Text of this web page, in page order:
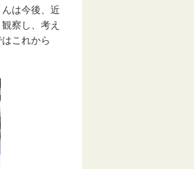
は今後、近
察し、考え
これから